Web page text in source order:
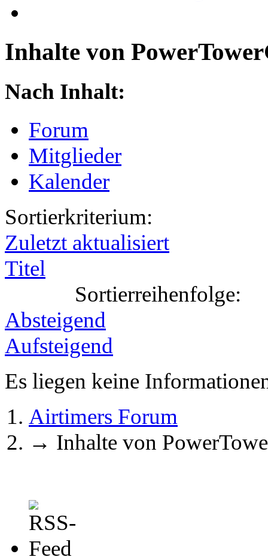
Inhalte von
Nach Inhalt:
Forum
Mitglieder
Kalender
Sortierkriterium:
Zuletzt aktualisiert
Titel
Sortierreihenfolge:
Absteigend
Aufsteigend
Es liegen keine
Airtimers Forum
→ Inhalte von